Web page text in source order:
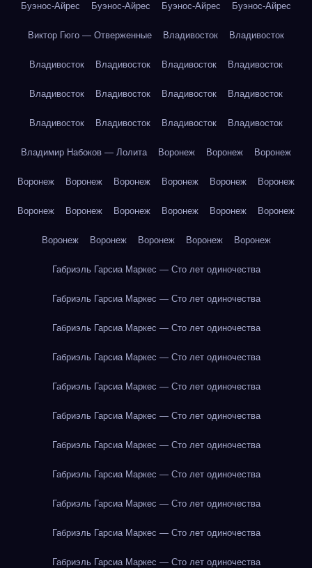
Буэнос-Айрес Буэнос-Айрес Буэнос-Айрес Буэнос-Айрес
Виктор Гюго — Отверженные Владивосток Владивосток
Владивосток Владивосток Владивосток Владивосток
Владивосток Владивосток Владивосток Владивосток
Владивосток Владивосток Владивосток Владивосток
Владимир Набоков — Лолита Воронеж Воронеж Воронеж
Воронеж Воронеж Воронеж Воронеж Воронеж Воронеж
Воронеж Воронеж Воронеж Воронеж Воронеж Воронеж
Воронеж Воронеж Воронеж Воронеж Воронеж
Габриэль Гарсиа Маркес — Сто лет одиночества
Габриэль Гарсиа Маркес — Сто лет одиночества
Габриэль Гарсиа Маркес — Сто лет одиночества
Габриэль Гарсиа Маркес — Сто лет одиночества
Габриэль Гарсиа Маркес — Сто лет одиночества
Габриэль Гарсиа Маркес — Сто лет одиночества
Габриэль Гарсиа Маркес — Сто лет одиночества
Габриэль Гарсиа Маркес — Сто лет одиночества
Габриэль Гарсиа Маркес — Сто лет одиночества
Габриэль Гарсиа Маркес — Сто лет одиночества
Габриэль Гарсиа Маркес — Сто лет одиночества